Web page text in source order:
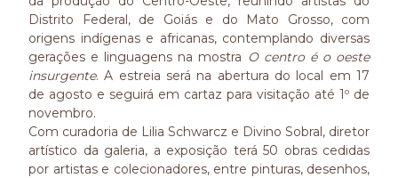
Distrito Federal, de Goiás e do Mato Grosso, com
origens indígenas e africanas, contemplando diversas
gerações e linguagens na mostra O centro é o oeste
insurgente. A estreia será na abertura do local em 17
de agosto e seguirá em cartaz para visitação até 1º de
novembro.
Com curadoria de Lilia Schwarcz e Divino Sobral, diretor
artístico da galeria, a exposição terá 50 obras cedidas
por artistas e colecionadores, entre pinturas, desenhos,